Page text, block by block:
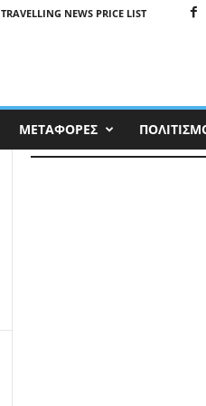
TRAVELLING NEWS PRICE LIST
ΜΕΤΑΦΟΡΕΣ